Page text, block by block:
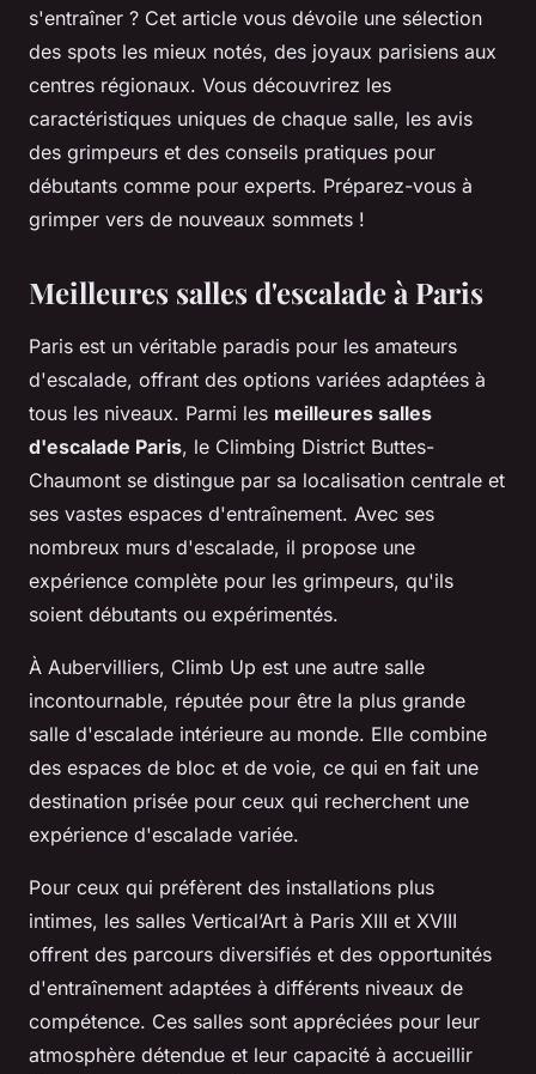
s'entraîner ? Cet article vous dévoile une sélection
des spots les mieux notés, des joyaux parisiens aux
centres régionaux. Vous découvrirez les
caractéristiques uniques de chaque salle, les avis
des grimpeurs et des conseils pratiques pour
débutants comme pour experts. Préparez-vous à
grimper vers de nouveaux sommets !
Meilleures salles d'escalade à Paris
Paris est un véritable paradis pour les amateurs
d'escalade, offrant des options variées adaptées à
tous les niveaux. Parmi les meilleures salles
d'escalade Paris, le Climbing District Buttes-
Chaumont se distingue par sa localisation centrale et
ses vastes espaces d'entraînement. Avec ses
nombreux murs d'escalade, il propose une
expérience complète pour les grimpeurs, qu'ils
soient débutants ou expérimentés.
À Aubervilliers, Climb Up est une autre salle
incontournable, réputée pour être la plus grande
salle d'escalade intérieure au monde. Elle combine
des espaces de bloc et de voie, ce qui en fait une
destination prisée pour ceux qui recherchent une
expérience d'escalade variée.
Pour ceux qui préfèrent des installations plus
intimes, les salles Vertical’Art à Paris XIII et XVIII
offrent des parcours diversifiés et des opportunités
d'entraînement adaptées à différents niveaux de
compétence. Ces salles sont appréciées pour leur
atmosphère détendue et leur capacité à accueillir